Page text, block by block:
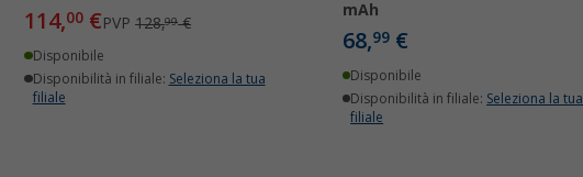
114,00 €PVP128,99€
Disponibile
Disponibilità in filiale: Seleziona la tua
filiale
mAh
68,99€
Disponibile
Disponibilità in filiale: Seleziona la tua
filiale